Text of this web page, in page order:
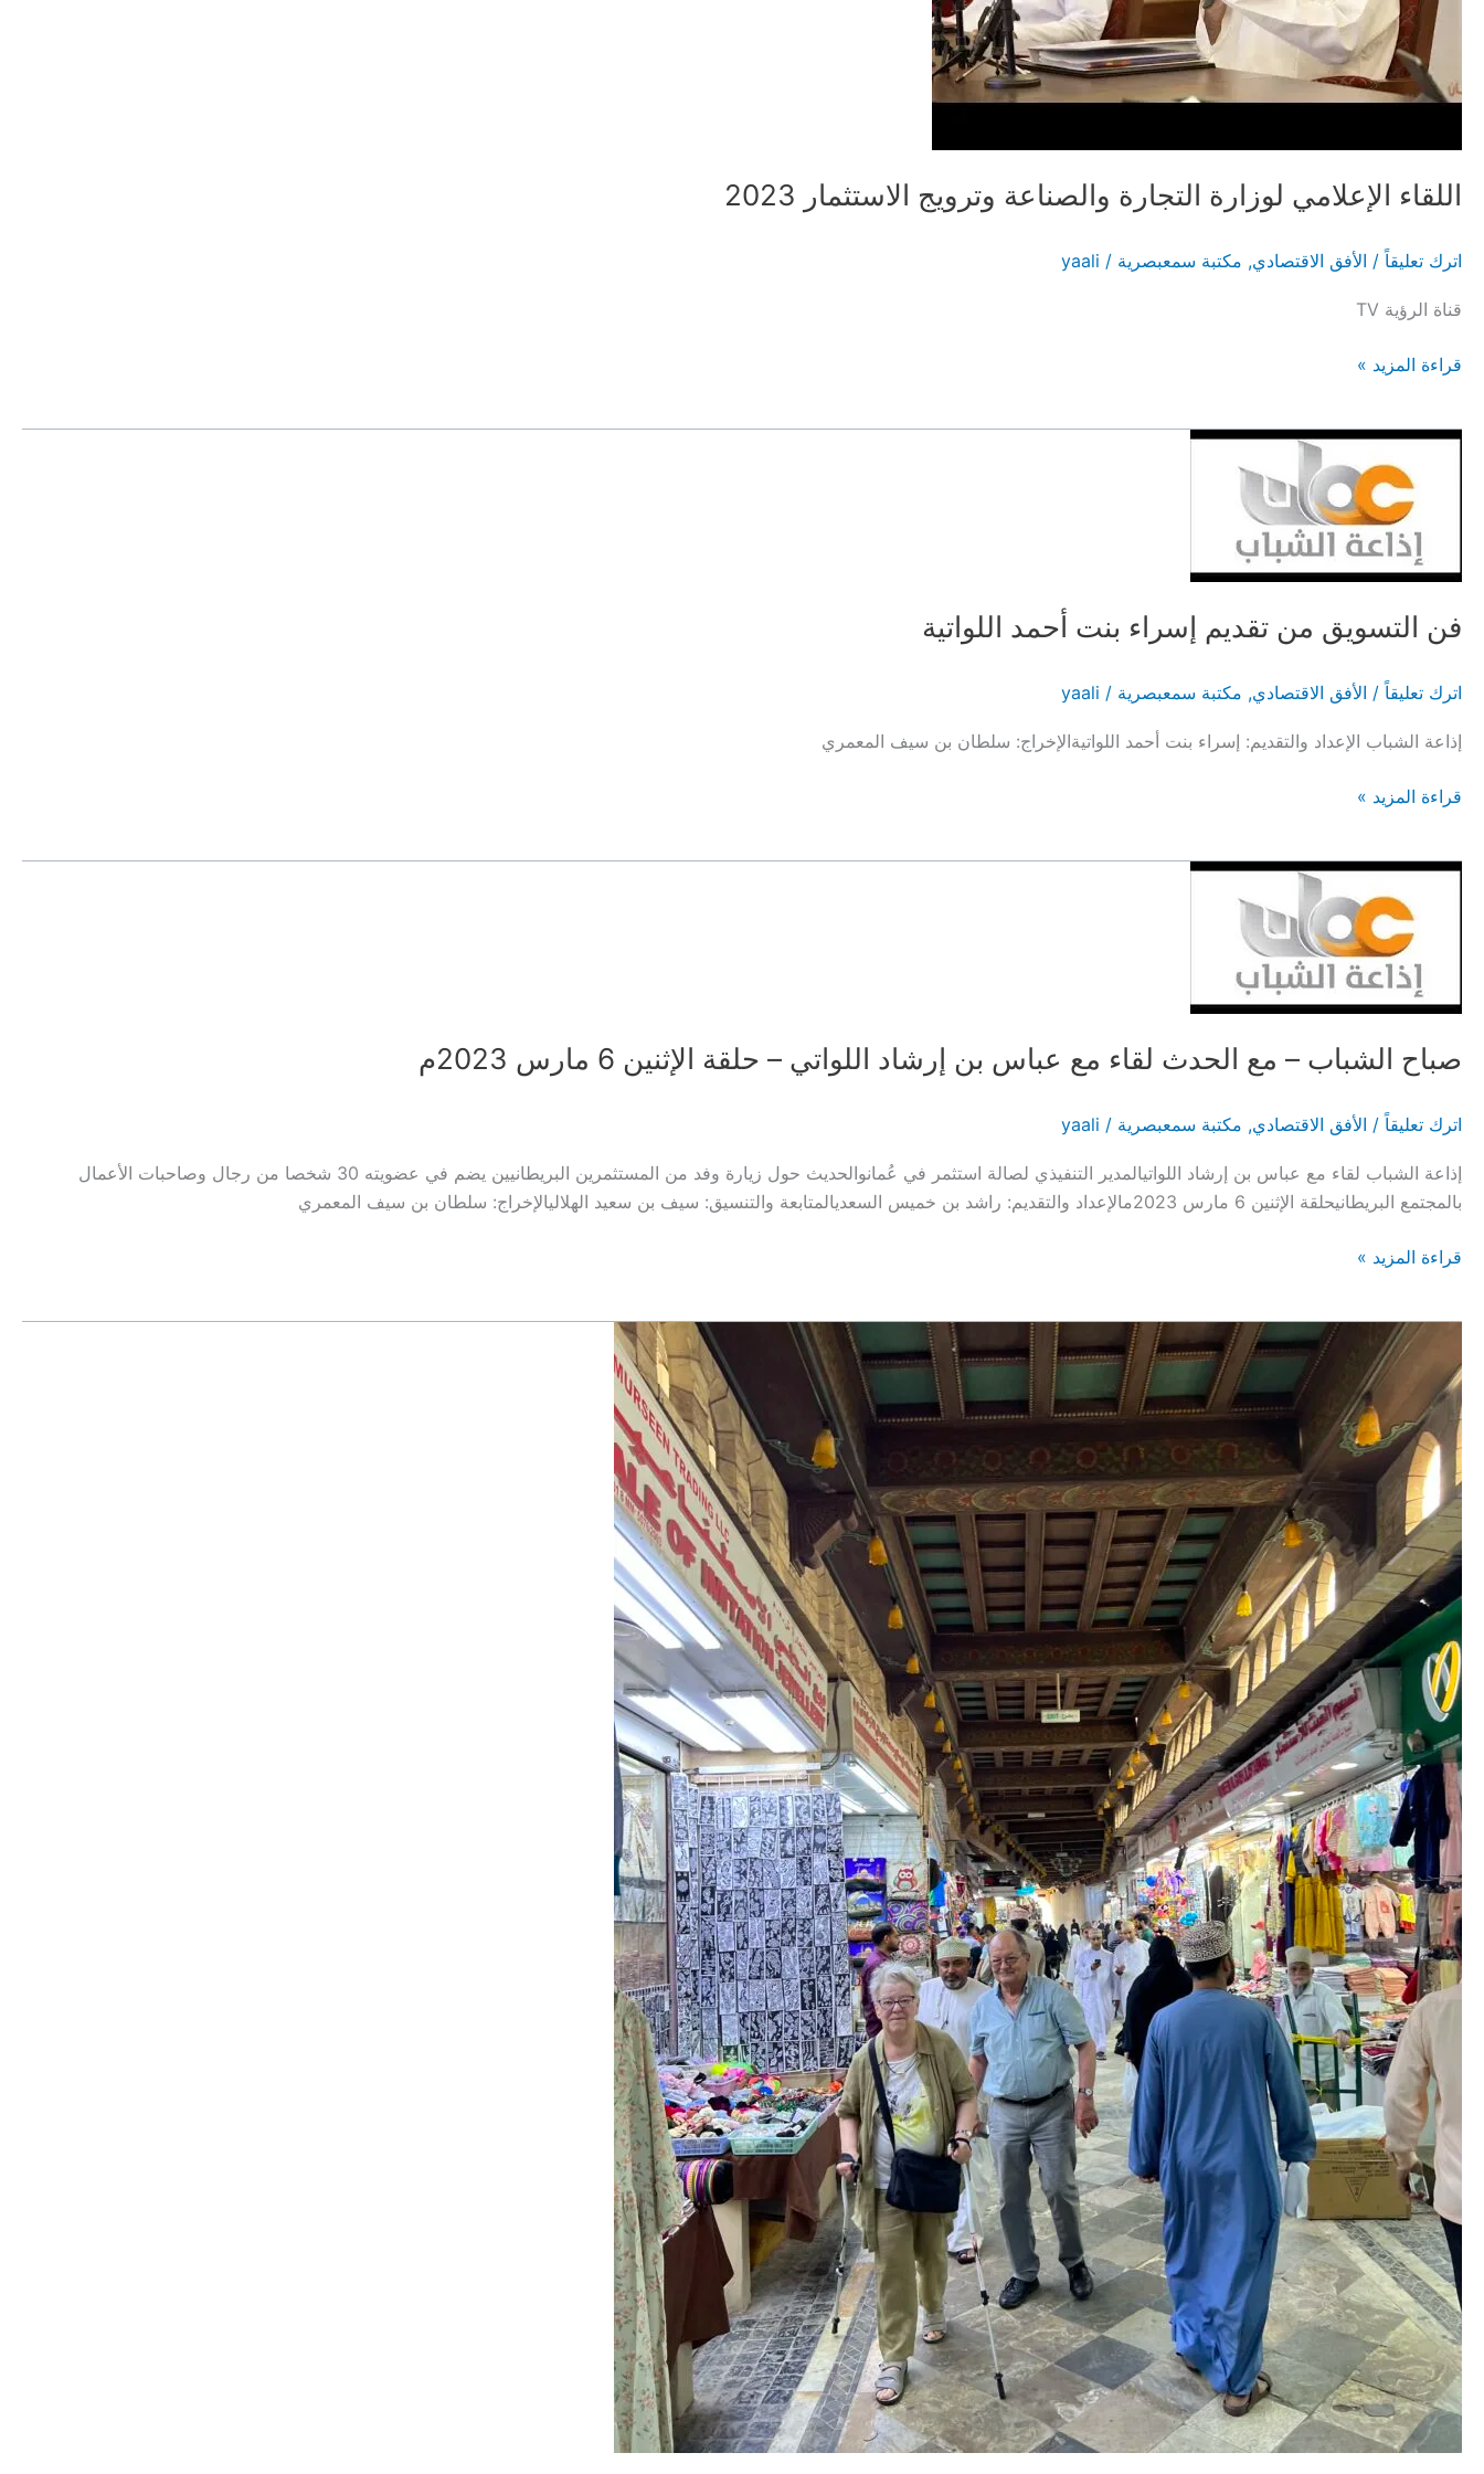
اللقاء الإعلامي لوزارة التجارة والصناعة وترويج الاستثمار 2023
اترك تعليقاً / الأفق الاقتصادي, مكتبة سمعبصرية /
yaali
قناة الرؤية TV
اللقاء
والصناعة
الاستثمار
2023
قراءة المزيد »
فن التسويق من تقديم إسراء بنت أحمد اللواتية
اترك تعليقاً / الأفق الاقتصادي, مكتبة سمعبصرية /
yaali
إذاعة الشباب الإعداد والتقديم: إسراء بنت أحمد اللواتيةالإخراج: سلطان بن سيف المعمري
فن
اللواتية
قراءة المزيد »
صباح الشباب – مع الحدث لقاء مع عباس بن إرشاد اللواتي – حلقة الإثنين 6 مارس 2023م
اترك تعليقاً / الأفق الاقتصادي, مكتبة سمعبصرية /
yaali
إذاعة الشباب لقاء مع عباس بن إرشاد اللواتيالمدير التنفيذي لصالة استثمر في عُمانوالحديث حول زيارة وفد من المستثمرين البريطانيين يضم في عضويته 30 شخصا من رجال وصاحبات الأعمال
بالمجتمع البريطانيحلقة الإثنين 6 مارس 2023مالإعداد والتقديم: راشد بن خميس السعديالمتابعة والتنسيق: سيف بن سعيد الهلاليالإخراج: سلطان بن سيف المعمري
صباح
الحدث
لقاء
مع
عباس
بن
إرشاد
اللواتي
–
حلقة
الإثنين
6
مارس
2023م
قراءة المزيد »